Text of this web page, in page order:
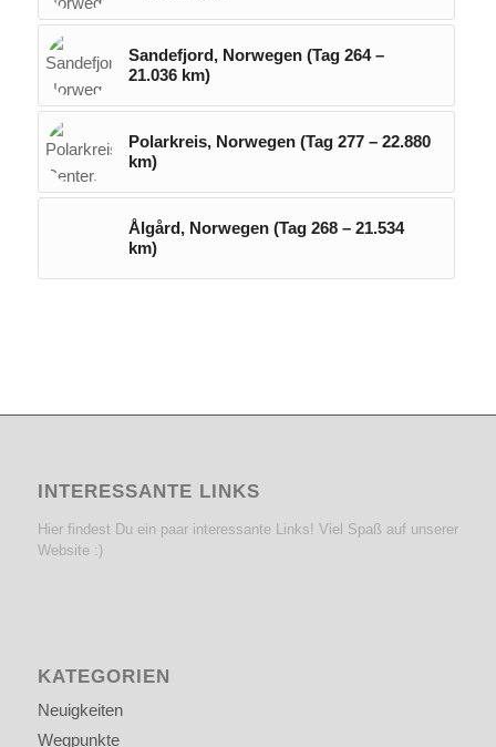
Sandefjord, Norwegen (Tag 264 –
21.036 km)
Polarkreis, Norwegen (Tag 277 – 22.880
km)
Ålgård, Norwegen (Tag 268 – 21.534
km)
INTERESSANTE LINKS
Hier findest Du ein paar interessante Links! Viel Spaß auf unserer
Website :)
KATEGORIEN
Neuigkeiten
Wegpunkte